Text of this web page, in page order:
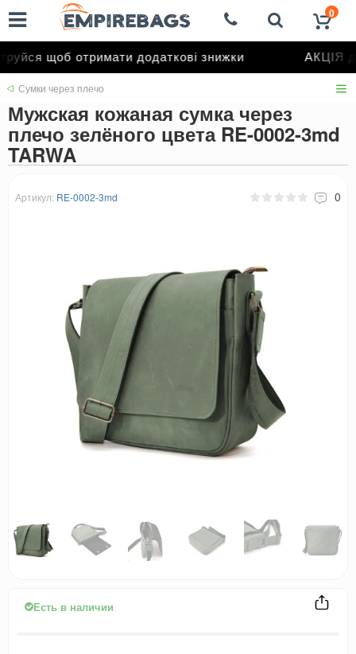
щоб отримати додаткові знижки АКЦІЯ до
0
Сумки через плечо
Мужская кожаная сумка через
плечо зелёного цвета RE-0002-3md
TARWA
Артикул: RE-0002-3md 0
Есть в наличии